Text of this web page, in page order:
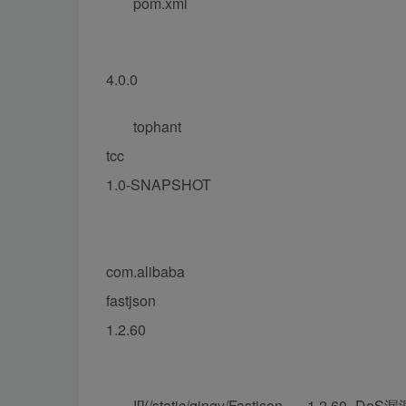
4.0.0
tophant
tcc
1.0-SNAPSHOT
com.alibaba
fastjson
1.2.60